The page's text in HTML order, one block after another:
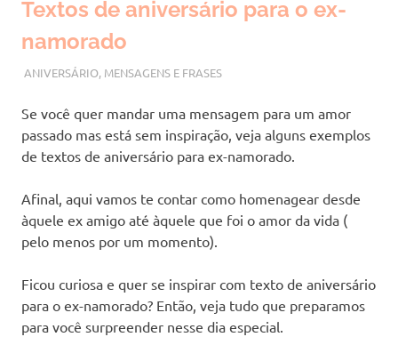
Textos de aniversário para o ex-
namorado
JULHO 31, 2023
VANESSA
ANIVERSÁRIO, MENSAGENS E FRASES
Se você quer mandar uma mensagem para um amor
passado mas está sem inspiração, veja alguns exemplos
de textos de aniversário para ex-namorado.
Afinal, aqui vamos te contar como homenagear desde
àquele ex amigo até àquele que foi o amor da vida (
pelo menos por um momento).
Ficou curiosa e quer se inspirar com texto de aniversário
para o ex-namorado? Então, veja tudo que preparamos
para você surpreender nesse dia especial.